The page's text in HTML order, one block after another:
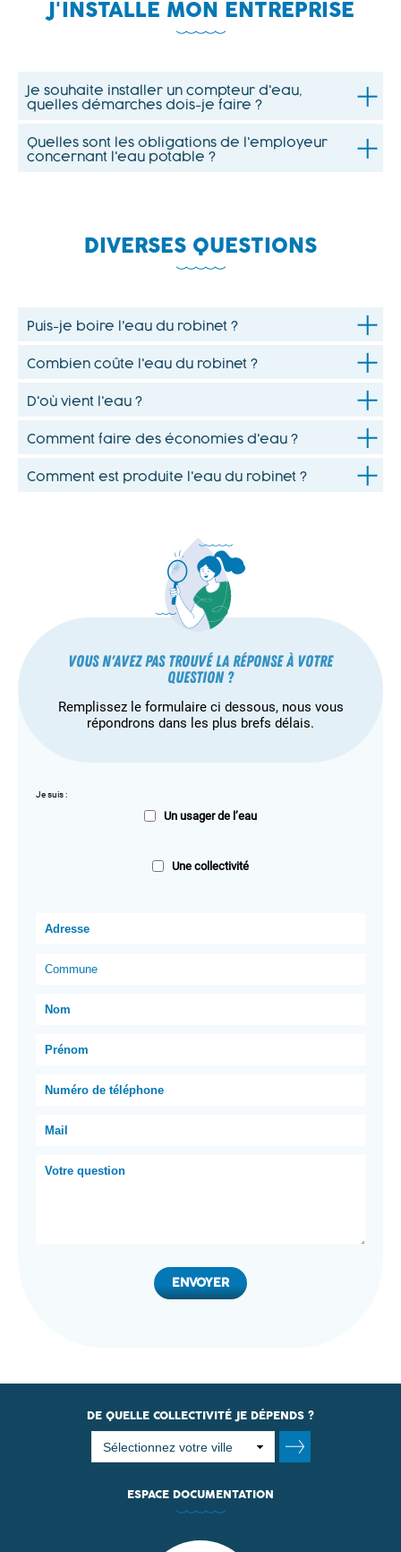
J'INSTALLE MON ENTREPRISE
Je souhaite installer un compteur d'eau,
quelles démarches dois-je faire ?
Quelles sont les obligations de l'employeur
concernant l'eau potable ?
DIVERSES QUESTIONS
Puis-je boire l'eau du robinet ?
Combien coûte l'eau du robinet ?
D'où vient l'eau ?
Comment faire des économies d'eau ?
Comment est produite l'eau du robinet ?
Vous n'avez pas trouvé la réponse à votre
question ?
Remplissez le formulaire ci dessous, nous vous
répondrons dans les plus brefs délais.
Je suis :
Un usager de l’eau
Une collectivité
DE QUELLE COLLECTIVITÉ JE DÉPENDS ?
ESPACE DOCUMENTATION